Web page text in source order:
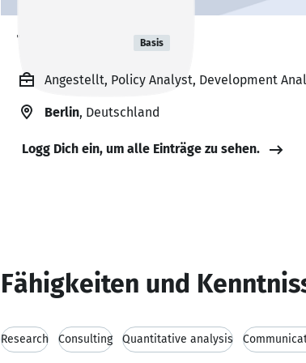
Tuğçe Kılıç Basis
Angestellt, Policy Analyst, Development
Berlin, Deutschland
Logg Dich ein, um alle Einträge zu sehen.
Fähigkeiten und
Research Consulting Quantitative analysis